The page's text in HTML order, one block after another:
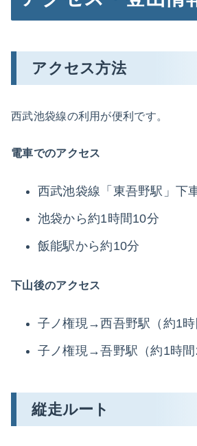
アクセス方法
西武池袋線の利用が便利です。
電車でのアクセス
西武池袋線「東吾野駅」下
池袋から約1時間10分
飯能駅から約10分
下山後のアクセス
子ノ権現→西吾野駅（約1時
子ノ権現→吾野駅（約1時間
縦走ルート